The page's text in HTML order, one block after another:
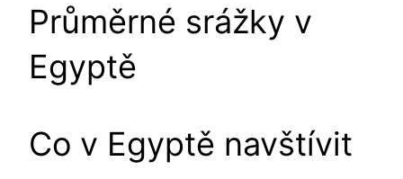
Průměrné srážky v
Egyptě
Co v Egyptě navštívit